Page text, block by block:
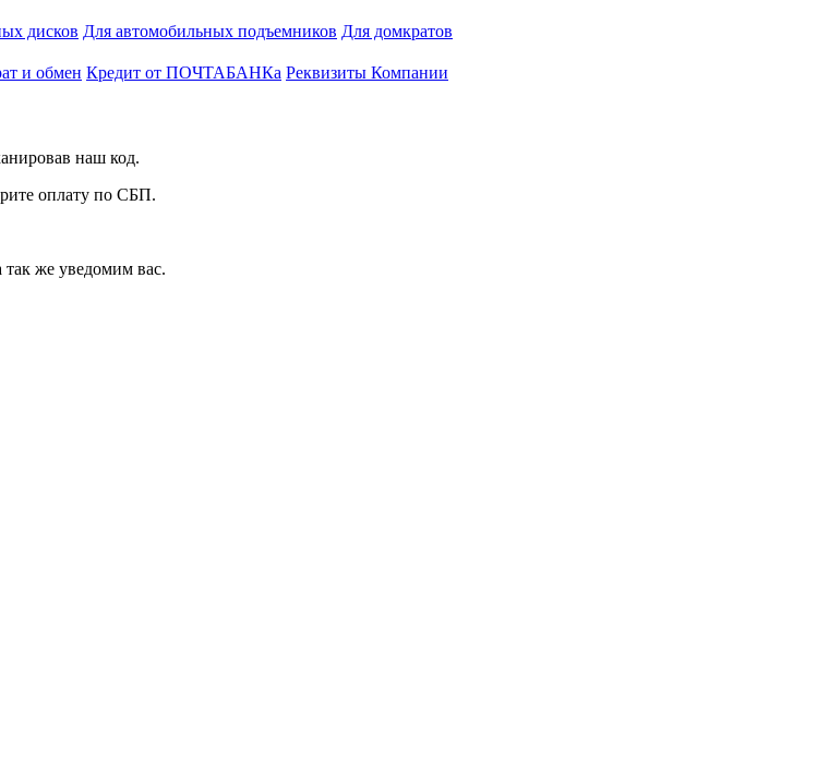
дисков Для автомобильных подъемников Для домкратов
и обмен Кредит от ПОЧТАБАНКа Реквизиты Компании
наш код.
оплату по СБП.
так же уведомим вас.